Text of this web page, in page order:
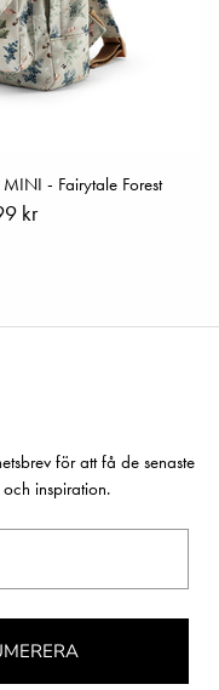
- Fairytale Forest
kr
för att få de senaste
inspiration.